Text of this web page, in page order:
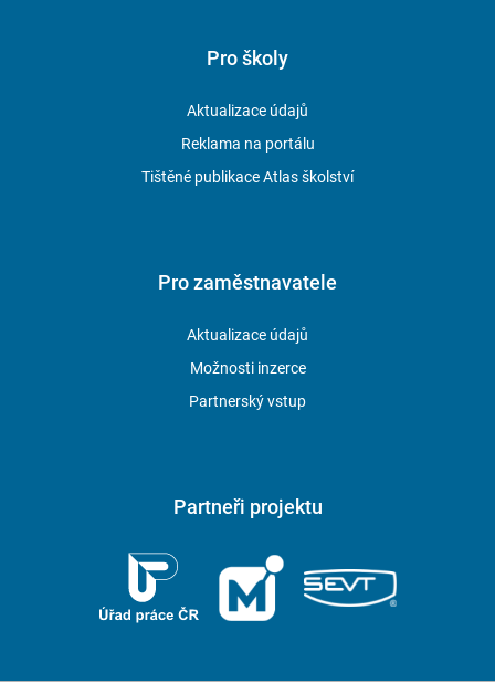
Pro školy
Aktualizace údajů
Reklama na portálu
Tištěné publikace Atlas školství
Pro zaměstnavatele
Aktualizace údajů
Možnosti inzerce
Partnerský vstup
Partneři projektu